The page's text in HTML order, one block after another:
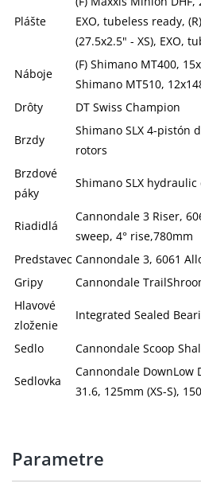
Plášte
EXO, tubeless ready,
(27.5x2.5" - XS), EXO,
Náboje
(F) Shimano MT400,
Shimano MT510,
Drôty
DT Swiss Champion
Brzdy
Shimano SLX 4-pistón
rotors
Brzdové
páky
Shimano SLX hydraulic
Riadidlá
Cannondale 3 Riser,
sweep, 4° rise,780mm
Predstavec Cannondale 3, 6061
Gripy
Cannondale
Hlavové
zloženie
Integrated Sealed
Sedlo Cannondale Scoop
Sedlovka
Cannondale
31.6, 125mm (XS-S),
Parametre